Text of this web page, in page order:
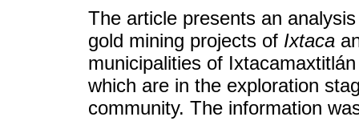
The article presents an
gold mining projects of Ixtaca
municipalities of
which are in the exploration
community. The information